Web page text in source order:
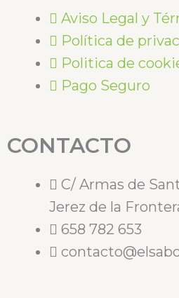
Aviso Legal y
Política de
Politica de
Pago Seguro
CONTACTO
C/ Armas de
Jerez de la
658 782 653